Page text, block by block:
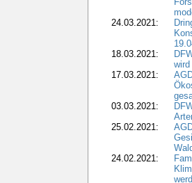
24.03.2021:
18.03.2021:
17.03.2021:
03.03.2021:
25.02.2021:
24.02.2021: